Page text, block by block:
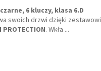
6 kluczy, klasa 6.D
swoich drzwi dzięki zestawowi
. Wkła ...